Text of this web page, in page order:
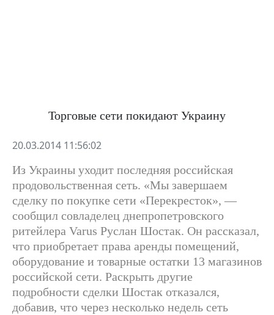
Торговые сети покидают Украину
20.03.2014 11:56:02
Из Украины уходит последняя российская
продовольственная сеть. «Мы завершаем
сделку по покупке сети «Перекресток», —
сообщил совладелец днепропетровского
ритейлера Varus Руслан Шостак. Он рассказал,
что приобретает права аренды помещений,
оборудование и товарные остатки 13 магазинов
российской сети. Раскрыть другие
подробности сделки Шостак отказался,
добавив, что через несколько недель сеть